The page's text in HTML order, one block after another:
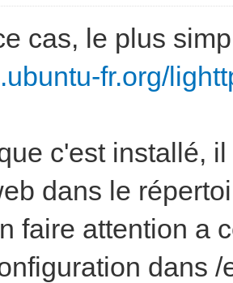
cas, le plus
fr.org/
c'est installé,
dans le
faire attention a
dans /